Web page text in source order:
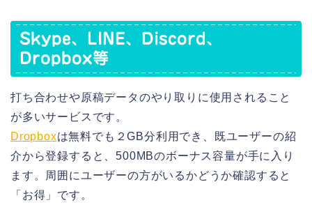
Skype、LINE、Discord、
Dropbox等
打ち合わせや原稿データのやり取りに使用されること
が多いサービスです。
Dropboxは無料でも２GB分利用でき、既ユーザーの紹
介から登録すると、500MBのボーナス容量が手に入り
ます。周囲にユーザーの方がいるかどうか確認すると
「お得」です。